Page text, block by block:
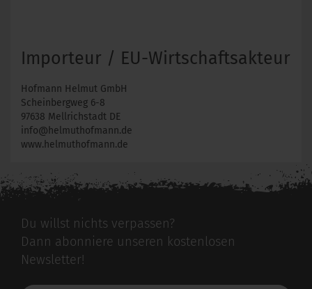
Importeur / EU-Wirtschaftsakteur
Hofmann Helmut GmbH
Scheinbergweg 6-8
97638 Mellrichstadt DE
info@helmuthofmann.de
www.helmuthofmann.de
Du willst nichts verpassen?
Dann abonniere unseren kostenlosen
Newsletter!